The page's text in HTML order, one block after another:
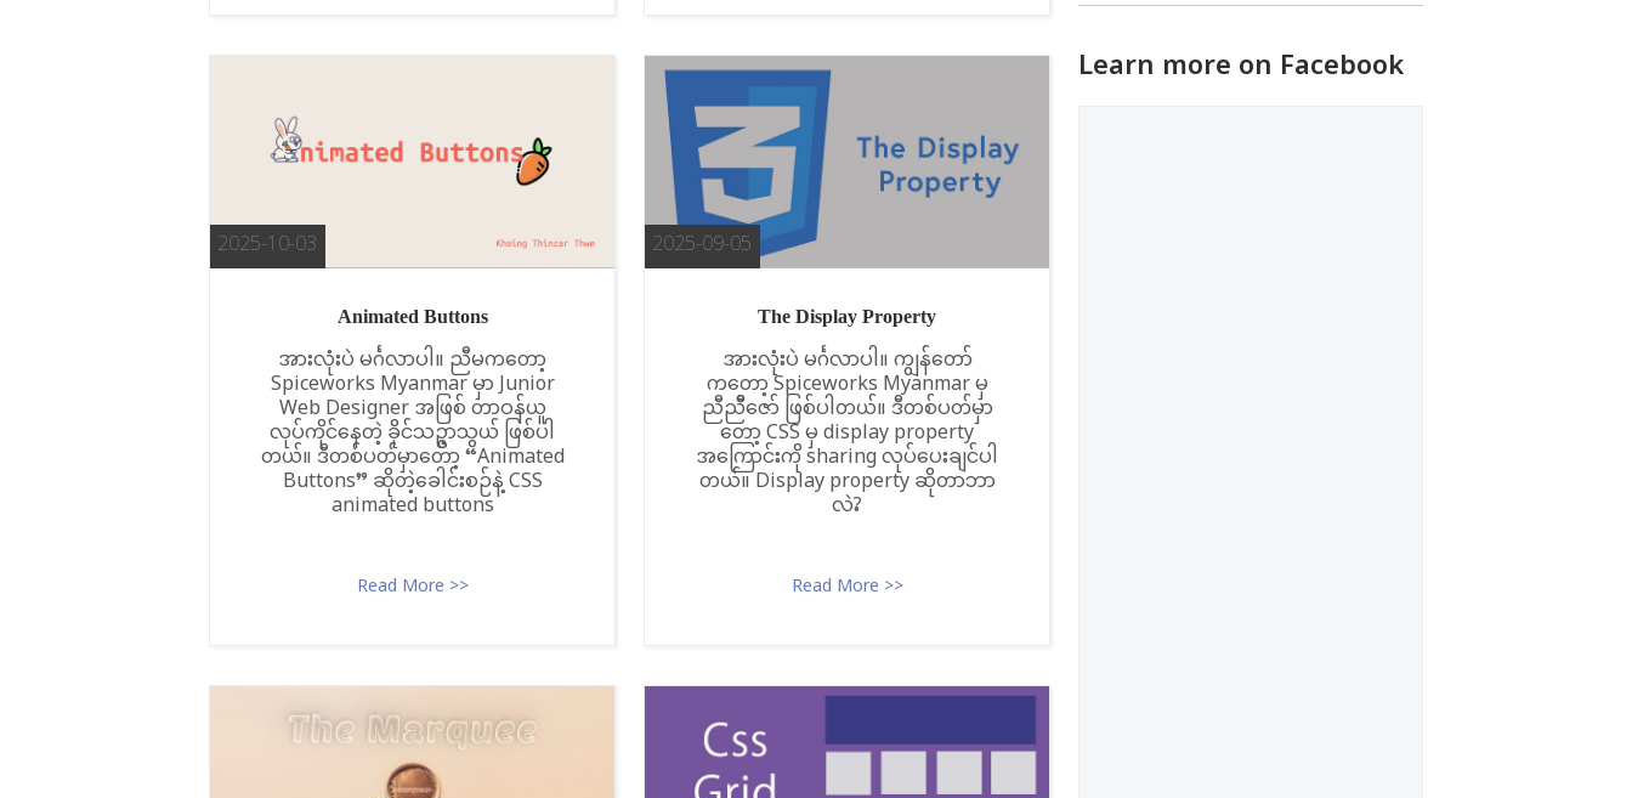
2025-10-03
Animated Buttons
အားလုံးပဲ မင်္ဂလာပါ။ ညီမကတော့
Spiceworks Myanmar မှာ Junior
Web Designer အဖြစ် တာဝန်ယူ
လုပ်ကိုင်နေတဲ့ ခိုင်သဥ္ဇာသွယ် ဖြစ်ပါ
တယ်။ ဒီတစ်ပတ်မှာတော့ “Animated
Buttons” ဆိုတဲ့ခေါင်းစဉ်နဲ့ CSS
animated buttons
Read More >>
2025-09-05
The Display Property
အားလုံးပဲ မင်္ဂလာပါ။ ကျွန်တော်
ကတော့ Spiceworks Myanmar မှ
ညီညီီဇော် ဖြစ်ပါတယ်။ ဒီတစ်ပတ်မှာ
တော့ CSS မှ display property
အကြောင်းကို sharing လုပ်ပေးချင်ပါ
တယ်။ Display property ဆိုတာဘာ
လဲ?
Read More >>
Learn more on Facebook